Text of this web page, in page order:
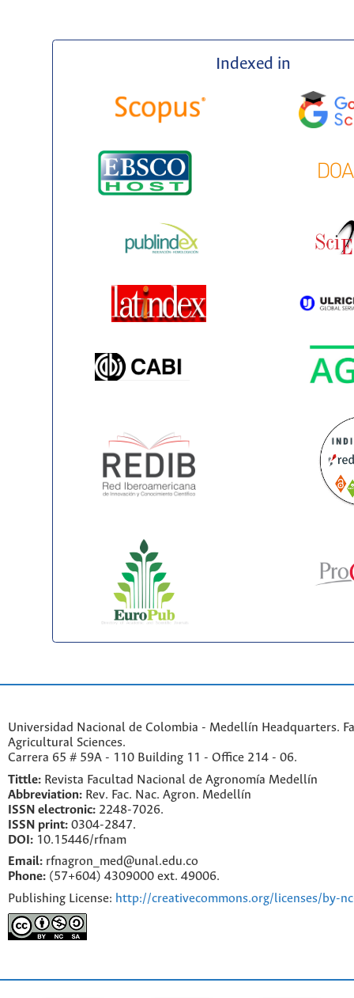
Indexed in
Universidad Nacional de Colombia - Medellín Headquarters.
Agricultural Sciences.
Carrera 65 # 59A - 110 Building 11 - Office 214 - 06.
Tittle: Revista Facultad Nacional de Agronomía Medellín
Abbreviation: Rev. Fac. Nac. Agron. Medellín
ISSN electronic: 2248-7026.
ISSN print: 0304-2847.
DOI: 10.15446/rfnam
Email: rfnagron_med@unal.edu.co
Phone: (57+604) 4309000 ext. 49006.
Publishing License: http://creativecommons.org/licenses/by-